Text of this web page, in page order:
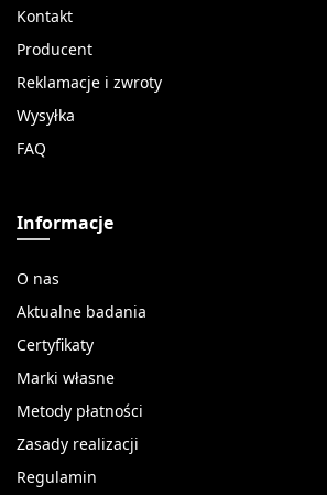
Kontakt
Producent
Reklamacje i zwroty
Wysyłka
FAQ
Informacje
O nas
Aktualne badania
Certyfikaty
Marki własne
Metody płatności
Zasady realizacji
Regulamin